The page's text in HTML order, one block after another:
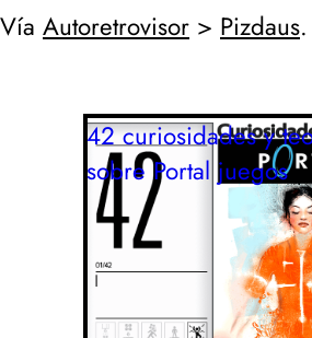
Vía Autoretrovisor > Pizdaus.
42 curiosidades y
sobre Portal juegos